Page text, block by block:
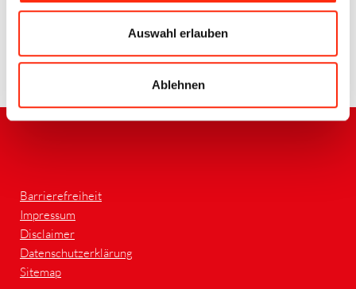
Auswahl erlauben
Ablehnen
Quelle BECK
Zurück
Barrierefreiheit
Impressum
Disclaimer
Datenschutzerklärung
Sitemap